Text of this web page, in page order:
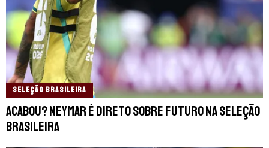
SELEÇÃO BRASILEIRA
Acabou? Neymar é direto sobre futuro na Seleção
Brasileira